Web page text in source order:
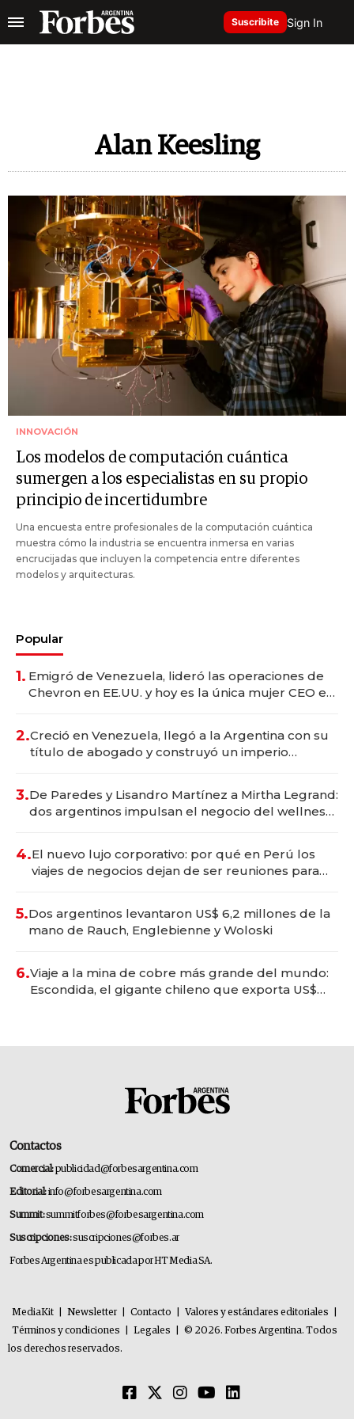
Suscribite Sign In
Alan Keesling
INNOVACIÓN
Los modelos de computación cuántica
sumergen a los especialistas en su propio
principio de incertidumbre
Una encuesta entre profesionales de la computación cuántica
muestra cómo la industria se encuentra inmersa en varias
encrucijadas que incluyen la competencia entre diferentes
modelos y arquitecturas.
Popular
1. Emigró de Venezuela, lideró las operaciones de
Chevron en EE.UU. y hoy es la única mujer CEO en
2.Creció en Venezuela, llegó a la Argentina con su
título de abogado y construyó un imperio
3.De Paredes y Lisandro Martínez a Mirtha Legrand:
dos argentinos impulsan el negocio del wellness
4.El nuevo lujo corporativo: por qué en Perú los
viajes de negocios dejan de ser reuniones para
5.Dos argentinos levantaron US$ 6,2 millones de la
mano de Rauch, Englebienne y Woloski
6.Viaje a la mina de cobre más grande del mundo:
Escondida, el gigante chileno que exporta US$
Contactos
Comercial:publicidad@forbesargentina.com
Editorial:info@forbesargentina.com
Summit:summitforbes@forbesargentina.com
Suscripciones:suscripciones@forbes.ar
Forbes Argentina es publicada por HT Media SA.
MediaKit Newsletter Contacto Valores y estándares editoriales
Términos y condiciones
Legales
© 2026. Forbes Argentina. Todos
los derechos reservados.